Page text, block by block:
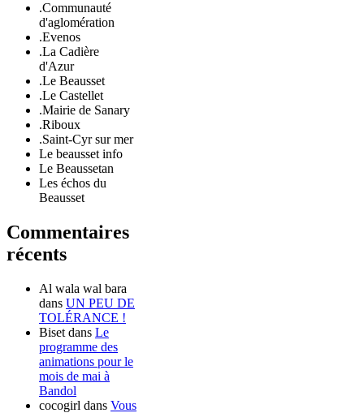
.Communauté
d'aglomération
.Evenos
.La Cadière
d'Azur
.Le Beausset
.Le Castellet
.Mairie de Sanary
.Riboux
.Saint-Cyr sur mer
Le beausset info
Le Beaussetan
Les échos du
Beausset
Commentaires
récents
Al wala wal bara
dans UN PEU DE
TOLÉRANCE !
Biset dans Le
programme des
animations pour le
mois de mai à
Bandol
cocogirl dans Vous